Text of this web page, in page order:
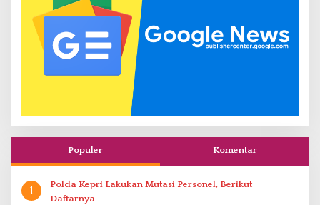
Populer Komentar
1
Polda Kepri Lakukan Mutasi Personel, Berikut
Daftarnya